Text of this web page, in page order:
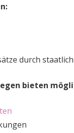
durch
bieten